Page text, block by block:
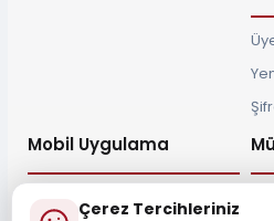
Mobil Uygulama
Çerez Tercihleriniz